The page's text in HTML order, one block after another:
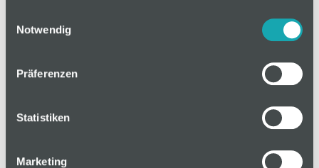
Notwendig
Präferenzen
Statistiken
Marketing
In den Warenkorb